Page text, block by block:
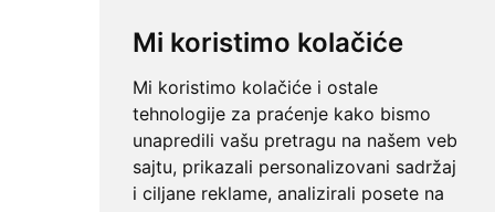
Mi koristimo kolačiće
Mi koristimo kolačiće i ostale
tehnologije za praćenje kako bismo
unapredili vašu pretragu na našem veb
sajtu, prikazali personalizovani sadržaj
i ciljane reklame, analizirali posete na